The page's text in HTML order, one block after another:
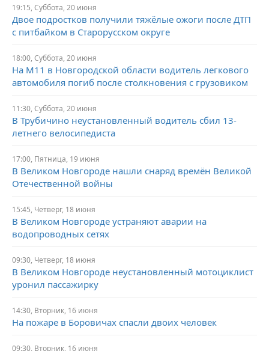
19:15, Суббота, 20 июня
Двое подростков получили тяжёлые ожоги после ДТП
с питбайком в Старорусском округе
18:00, Суббота, 20 июня
На М11 в Новгородской области водитель легкового
автомобиля погиб после столкновения с грузовиком
11:30, Суббота, 20 июня
В Трубичино неустановленный водитель сбил 13-
летнего велосипедиста
17:00, Пятница, 19 июня
В Великом Новгороде нашли снаряд времён Великой
Отечественной войны
15:45, Четверг, 18 июня
В Великом Новгороде устраняют аварии на
водопроводных сетях
09:30, Четверг, 18 июня
В Великом Новгороде неустановленный мотоциклист
уронил пассажирку
14:30, Вторник, 16 июня
На пожаре в Боровичах спасли двоих человек
09:30, Вторник, 16 июня